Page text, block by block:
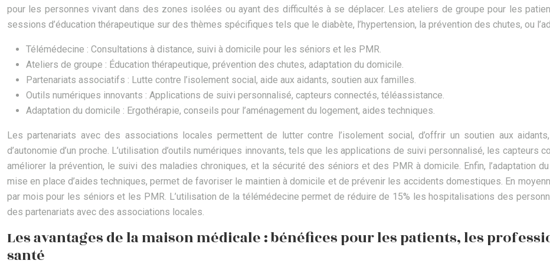
pour les personnes vivant dans des zones isolées ou ayant des difficultés à se déplacer. Les ateliers de groupe pour les
sessions d’éducation thérapeutique sur des thèmes spécifiques tels que le diabète, l’hypertension, la prévention des chutes, ou
Télémédecine : Consultations à distance, suivi à domicile pour les séniors et les PMR.
Ateliers de groupe : Éducation thérapeutique, prévention des chutes, adaptation du domicile.
Partenariats associatifs : Lutte contre l’isolement social, aide aux aidants, soutien aux familles.
Outils numériques innovants : Applications de suivi personnalisé, capteurs connectés, téléassistance.
Adaptation du domicile : Ergothérapie, conseils pour l’aménagement du logement, aides techniques.
Les partenariats avec des associations locales permettent de lutter contre l’isolement social, d’offrir un soutien aux
d’autonomie d’un proche. L’utilisation d’outils numériques innovants, tels que les applications de suivi personnalisé, les
améliorer la prévention, le suivi des maladies chroniques, et la sécurité des séniors et des PMR à domicile. Enfin, l’adaptation
mise en place d’aides techniques, permet de favoriser le maintien à domicile et de prévenir les accidents domestiques. En
par mois pour les séniors et les PMR. L’utilisation de la télémédecine permet de réduire de 15% les hospitalisations des
des partenariats avec des associations locales.
Les avantages de la maison médicale : bénéfices pour les patients, les
santé